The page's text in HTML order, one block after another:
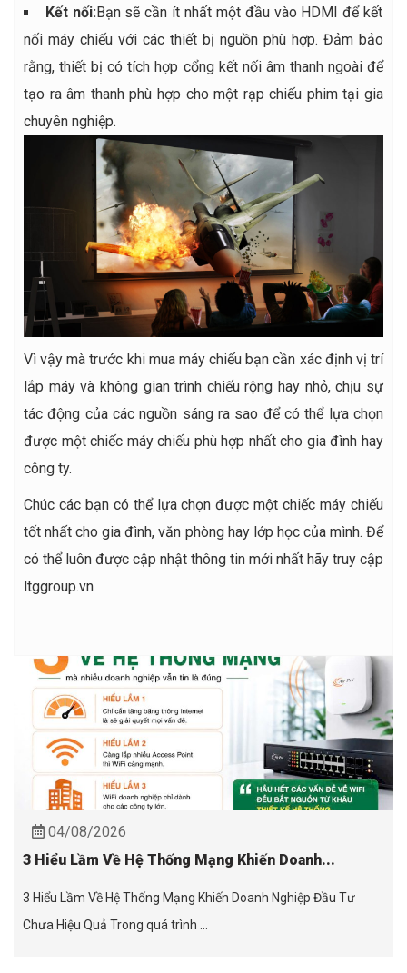
Kết nối:Bạn sẽ cần ít nhất một đầu vào HDMI để kết
nối máy chiếu với các thiết bị nguồn phù hợp. Đảm bảo
rằng, thiết bị có tích hợp cổng kết nối âm thanh ngoài để
tạo ra âm thanh phù hợp cho một rạp chiếu phim tại gia
chuyên nghiệp.
Vì vậy mà trước khi mua máy chiếu bạn cần xác định vị trí
lắp máy và không gian trình chiếu rộng hay nhỏ, chịu sự
tác động của các nguồn sáng ra sao để có thể lựa chọn
được một chiếc máy chiếu phù hợp nhất cho gia đình hay
công ty.
Chúc các bạn có thể lựa chọn được một chiếc máy chiếu
tốt nhất cho gia đình, văn phòng hay lớp học của mình. Để
có thể luôn được cập nhật thông tin mới nhất hãy truy cập
ltggroup.vn
04/08/2026
3 Hiểu Lầm Về Hệ Thống Mạng Khiến Doanh...
3 Hiểu Lầm Về Hệ Thống Mạng Khiến Doanh Nghiệp Đầu Tư
Chưa Hiệu Quả Trong quá trình ...